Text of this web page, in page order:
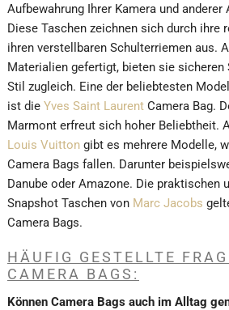
Aufbewahrung Ihrer Kamera und anderer
Diese Taschen zeichnen sich durch ihre
ihren verstellbaren Schulterriemen aus.
Materialien gefertigt, bieten sie sicheren
Stil zugleich. Eine der beliebtesten
ist die Yves Saint Laurent Camera Bag.
Marmont erfreut sich hoher Beliebtheit.
Louis Vuitton gibt es mehrere Modelle,
Camera Bags fallen. Darunter
Danube oder Amazone. Die praktischen
Snapshot Taschen von Marc Jacobs
Camera Bags.
HÄUFIG GESTELLTE
CAMERA BAGS:
Können Camera Bags auch im Alltag